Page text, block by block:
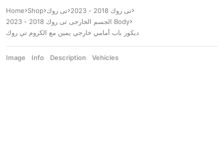
Home Shop تى روك
تى روك 2018 - 2023
الجسم الخارجى تى روك 2018 - 2023 Body
ديكور باب أمامي خارجي يمين مع الكروم تي روك
Image Info Description Vehicles